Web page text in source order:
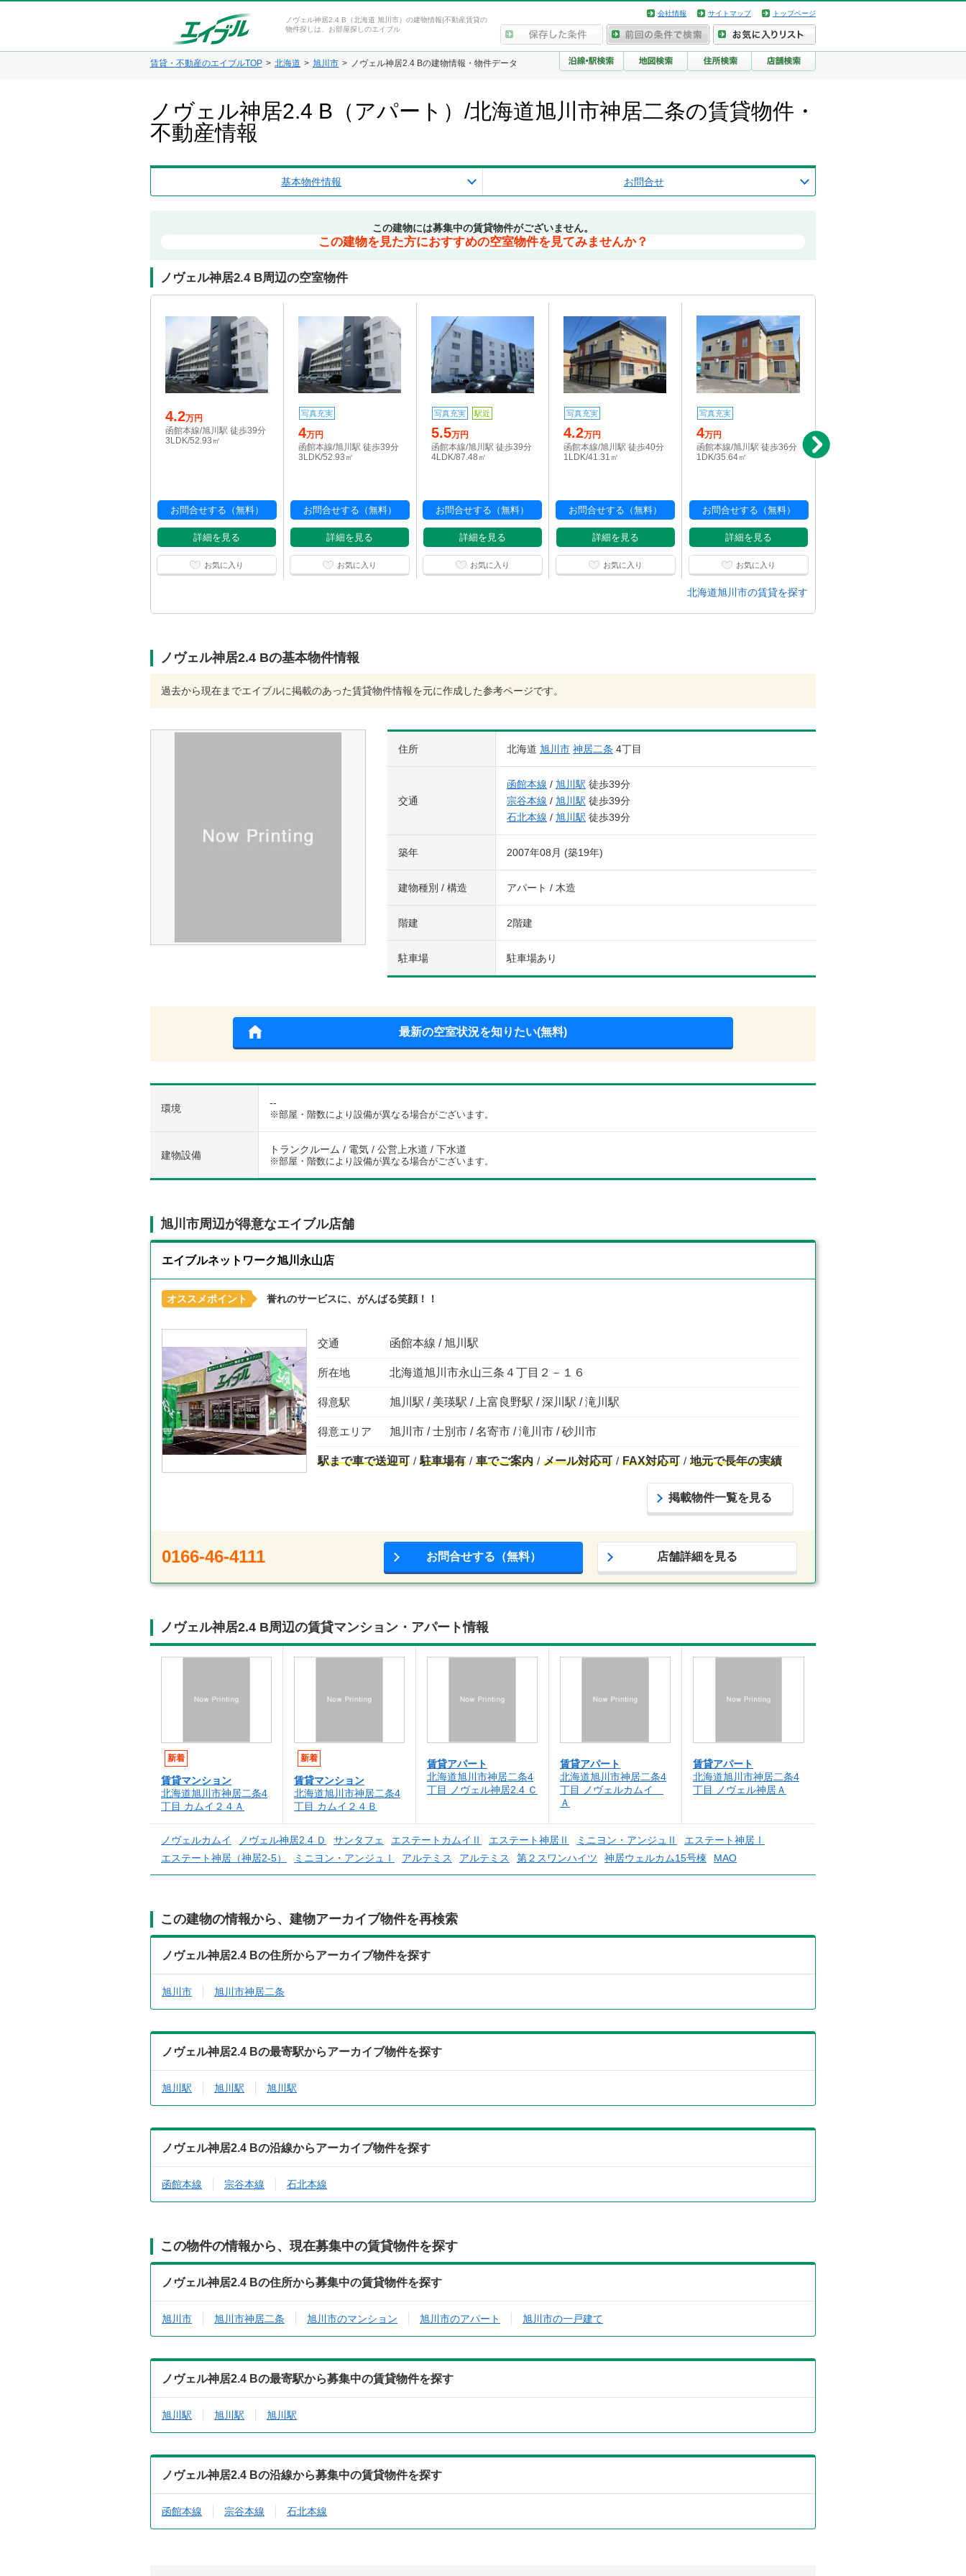
ノヴェル神居2.4 B（北海道 旭川市）の建物情報|不動産賃貸の
物件探しは、お部屋探しのエイブル
会社情報 サイトマップ トップページ
賃貸・不動産のエイブルTOP 北海道 旭川市 ノヴェル神居2.4 Bの建物情報・物件データ
ノヴェル神居2.4 B（アパート）/北海道旭川市神居二条の賃貸物件・
不動産情報
基本物件情報 お問合せ
この建物には募集中の賃貸物件がございません。
この建物を見た方におすすめの空室物件を見てみませんか？
ノヴェル神居2.4 B周辺の空室物件
4.2万円
函館本線/旭川駅 徒歩39分
3LDK/52.93㎡
お問合せする（無料）
詳細を見る
お気に入り
写真充実
4万円
函館本線/旭川駅 徒歩39分
3LDK/52.93㎡
お問合せする（無料）
詳細を見る
お気に入り
写真充実 駅近
5.5万円
函館本線/旭川駅 徒歩39分
4LDK/87.48㎡
お問合せする（無料）
詳細を見る
お気に入り
写真充実
4.2万円
函館本線/旭川駅 徒歩40分
1LDK/41.31㎡
お問合せする（無料）
詳細を見る
お気に入り
写真充実
4万円
函館本線/旭川駅 徒歩36分
1DK/35.64㎡
お問合せする（無料）
詳細を見る
お気に入り
函館本線/旭川駅 徒歩45分
北海道旭川市の賃貸を探す
ノヴェル神居2.4 Bの基本物件情報
過去から現在までエイブルに掲載のあった賃貸物件情報を元に作成した参考ページです。
住所 北海道 旭川市 神居二条 4丁目
交通
函館本線 / 旭川駅 徒歩39分
宗谷本線 / 旭川駅 徒歩39分
石北本線 / 旭川駅 徒歩39分
築年 2007年08月 (築19年)
建物種別 / 構造 アパート / 木造
階建 2階建
駐車場 駐車場あり
最新の空室状況を知りたい(無料)
環境 --
※部屋・階数により設備が異なる場合がございます。
建物設備 トランクルーム / 電気 / 公営上水道 / 下水道
※部屋・階数により設備が異なる場合がございます。
旭川市周辺が得意なエイブル店舗
エイブルネットワーク旭川永山店
オススメポイント 誉れのサービスに、がんばる笑顔！！
交通 函館本線 / 旭川駅
所在地 北海道旭川市永山三条４丁目２－１６
得意駅 旭川駅 / 美瑛駅 / 上富良野駅 / 深川駅 / 滝川駅
得意エリア 旭川市 / 士別市 / 名寄市 / 滝川市 / 砂川市
駅まで車で送迎可 駐車場有 車でご案内 メール対応可 FAX対応可 地元で長年の実績
掲載物件一覧を見る
0166-46-4111 お問合せする（無料） 店舗詳細を見る
ノヴェル神居2.4 B周辺の賃貸マンション・アパート情報
新着
賃貸マンション
北海道旭川市神居二条4
丁目 カムイ２４Ａ
新着
賃貸マンション
北海道旭川市神居二条4
丁目 カムイ２４Ｂ
賃貸アパート
北海道旭川市神居二条4
丁目 ノヴェル神居2.4 Ｃ
賃貸アパート
北海道旭川市神居二条4
丁目 ノヴェルカムイ
Ａ
賃貸アパート
北海道旭川市神居二条4
丁目 ノヴェル神居Ａ
ノヴェルカムイ ノヴェル神居2.4 Ｄ サンタフェ エステートカムイⅡ エステート神居Ⅱ ミニヨン・アンジュⅡ
エステート神居Ⅰ
エステート神居（神居2-5）
ミニヨン・アンジュⅠ アルテミス アルテミス 第２スワンハイツ 神居ウェルカム15号棟 MAO
この建物の情報から、建物アーカイブ物件を再検索
ノヴェル神居2.4 Bの住所からアーカイブ物件を探す
旭川市 旭川市神居二条
ノヴェル神居2.4 Bの最寄駅からアーカイブ物件を探す
旭川駅 旭川駅 旭川駅
ノヴェル神居2.4 Bの沿線からアーカイブ物件を探す
函館本線 宗谷本線 石北本線
この物件の情報から、現在募集中の賃貸物件を探す
ノヴェル神居2.4 Bの住所から募集中の賃貸物件を探す
旭川市 旭川市神居二条 旭川市のマンション 旭川市のアパート 旭川市の一戸建て
ノヴェル神居2.4 Bの最寄駅から募集中の賃貸物件を探す
旭川駅 旭川駅 旭川駅
ノヴェル神居2.4 Bの沿線から募集中の賃貸物件を探す
函館本線 宗谷本線 石北本線